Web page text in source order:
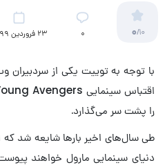
0/10 ۰ 23 فروردین 1399
را پشت سر می‌گذارد.
طی سال‌های اخیر بارها شایعه شد که
دنیای سینمایی مارول خواهند